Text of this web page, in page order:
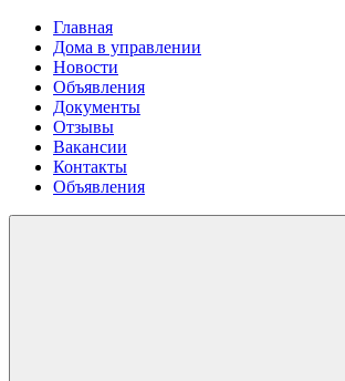
Главная
Дома в управлении
Новости
Объявления
Документы
Отзывы
Вакансии
Контакты
Объявления